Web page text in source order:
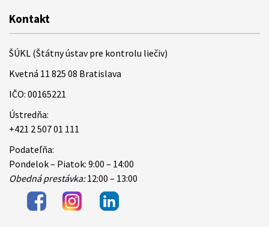
Kontakt
ŠÚKL (Štátny ústav pre kontrolu liečiv)
Kvetná 11 825 08 Bratislava
IČO: 00165221
Ústredňa:
+421 2 507 01 111
Podateľňa:
Pondelok – Piatok: 9:00 – 14:00
Obedná prestávka:12:00 – 13:00